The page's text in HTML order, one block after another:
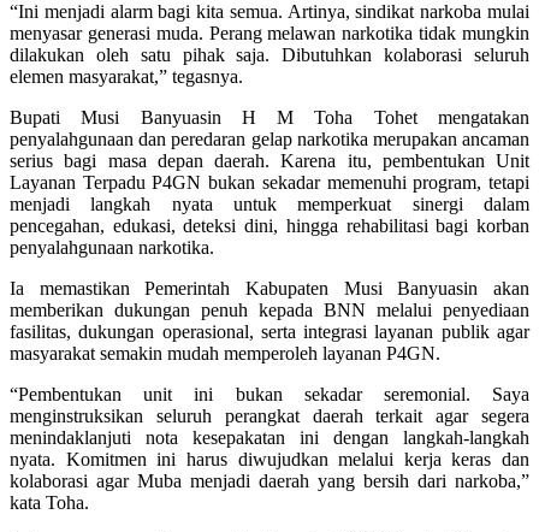
“Ini menjadi alarm bagi kita semua. Artinya, sindikat narkoba mulai
menyasar generasi muda. Perang melawan narkotika tidak mungkin
dilakukan oleh satu pihak saja. Dibutuhkan kolaborasi seluruh
elemen masyarakat,” tegasnya.
Bupati Musi Banyuasin H M Toha Tohet mengatakan
penyalahgunaan dan peredaran gelap narkotika merupakan ancaman
serius bagi masa depan daerah. Karena itu, pembentukan Unit
Layanan Terpadu P4GN bukan sekadar memenuhi program, tetapi
menjadi langkah nyata untuk memperkuat sinergi dalam
pencegahan, edukasi, deteksi dini, hingga rehabilitasi bagi korban
penyalahgunaan narkotika.
Ia memastikan Pemerintah Kabupaten Musi Banyuasin akan
memberikan dukungan penuh kepada BNN melalui penyediaan
fasilitas, dukungan operasional, serta integrasi layanan publik agar
masyarakat semakin mudah memperoleh layanan P4GN.
“Pembentukan unit ini bukan sekadar seremonial. Saya
menginstruksikan seluruh perangkat daerah terkait agar segera
menindaklanjuti nota kesepakatan ini dengan langkah-langkah
nyata. Komitmen ini harus diwujudkan melalui kerja keras dan
kolaborasi agar Muba menjadi daerah yang bersih dari narkoba,”
kata Toha.